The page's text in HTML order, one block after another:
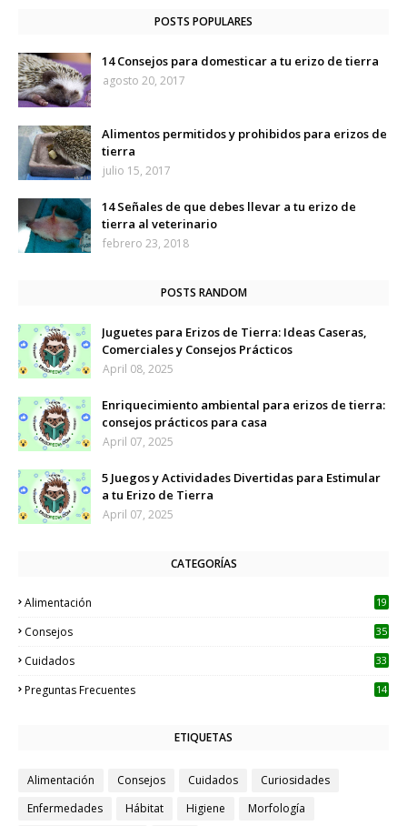
POSTS POPULARES
14 Consejos para domesticar a tu erizo de tierra
agosto 20, 2017
Alimentos permitidos y prohibidos para erizos de
tierra
julio 15, 2017
14 Señales de que debes llevar a tu erizo de
tierra al veterinario
febrero 23, 2018
POSTS RANDOM
Juguetes para Erizos de Tierra: Ideas Caseras,
Comerciales y Consejos Prácticos
April 08, 2025
Enriquecimiento ambiental para erizos de tierra:
consejos prácticos para casa
April 07, 2025
5 Juegos y Actividades Divertidas para Estimular
a tu Erizo de Tierra
April 07, 2025
CATEGORÍAS
Alimentación 19
Consejos 35
Cuidados 33
Preguntas Frecuentes 14
ETIQUETAS
Alimentación Consejos Cuidados
Curiosidades
Enfermedades
Hábitat Higiene
Morfología